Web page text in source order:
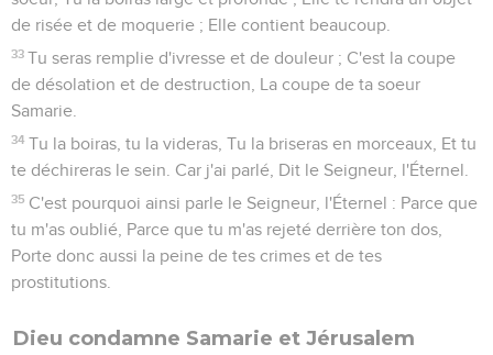
de risée et de moquerie ; Elle contient beaucoup.
33 Tu seras remplie d'ivresse et de douleur ; C'est la coupe
de désolation et de destruction, La coupe de ta soeur
Samarie.
34 Tu la boiras, tu la videras, Tu la briseras en morceaux, Et tu
te déchireras le sein. Car j'ai parlé, Dit le Seigneur, l'Éternel.
35 C'est pourquoi ainsi parle le Seigneur, l'Éternel : Parce que
tu m'as oublié, Parce que tu m'as rejeté derrière ton dos,
Porte donc aussi la peine de tes crimes et de tes
prostitutions.
Dieu condamne Samarie et Jérusalem